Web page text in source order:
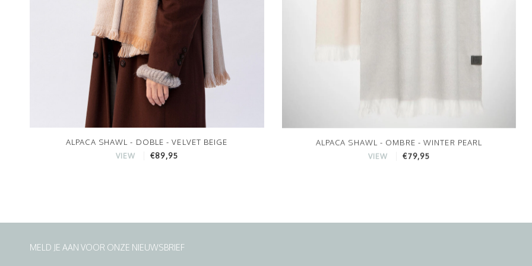
ALPACA SHAWL - DOBLE - VELVET BEIGE
VIEW €89,95
ALPACA SHAWL - OMBRE - WINTER PEARL
VIEW €79,95
MELD JE AAN VOOR ONZE NIEUWSBRIEF